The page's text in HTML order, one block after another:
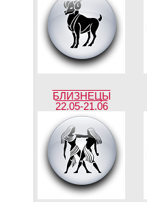
БЛИЗНЕЦЫ
22.05-21.06